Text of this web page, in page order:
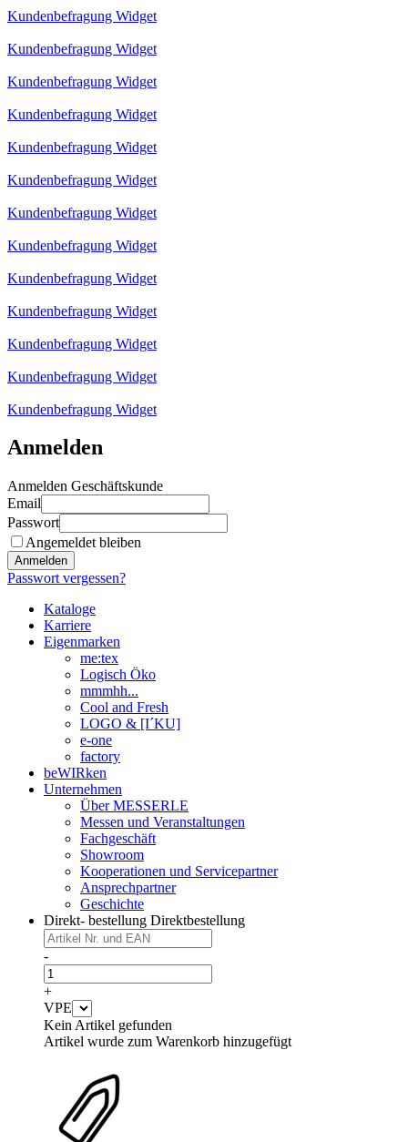
Kundenbefragung Widget
Kundenbefragung Widget
Kundenbefragung Widget
Kundenbefragung Widget
Kundenbefragung Widget
Kundenbefragung Widget
Kundenbefragung Widget
Kundenbefragung Widget
Kundenbefragung Widget
Kundenbefragung Widget
Kundenbefragung Widget
Kundenbefragung Widget
Kundenbefragung Widget
Anmelden
Anmelden Geschäftskunde
Email
Passwort
Angemeldet bleiben
Anmelden
Passwort vergessen?
Kataloge
Karriere
Eigenmarken
me:tex
Logisch Öko
mmmhh...
Cool and Fresh
LOGO & [I´KU]
e-one
factory
beWIRken
Unternehmen
Über MESSERLE
Messen und Veranstaltungen
Fachgeschäft
Showroom
Kooperationen und Servicepartner
Ansprechpartner
Geschichte
Direkt- bestellung Direktbestellung
-
+
VPE
Kein Artikel gefunden
Artikel wurde zum Warenkorb hinzugefügt